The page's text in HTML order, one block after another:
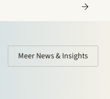
Meer News & Insights